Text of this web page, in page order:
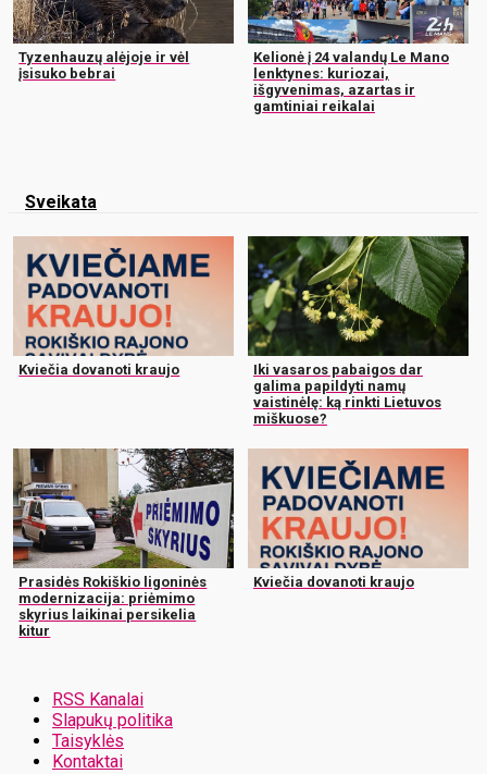
Tyzenhauzų alėjoje ir vėl
įsisuko bebrai
Kelionė į 24 valandų Le Mano
lenktynes: kuriozai,
išgyvenimas, azartas ir
gamtiniai reikalai
Sveikata
Kviečia dovanoti kraujo
Iki vasaros pabaigos dar
galima papildyti namų
vaistinėlę: ką rinkti Lietuvos
miškuose?
Prasidės Rokiškio ligoninės
modernizacija: priėmimo
skyrius laikinai persikelia
kitur
Kviečia dovanoti kraujo
RSS Kanalai
Slapukų politika
Taisyklės
Kontaktai